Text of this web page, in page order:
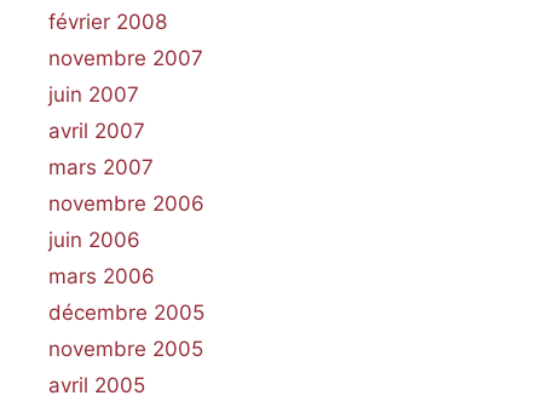
février 2008
novembre 2007
juin 2007
avril 2007
mars 2007
novembre 2006
juin 2006
mars 2006
décembre 2005
novembre 2005
avril 2005